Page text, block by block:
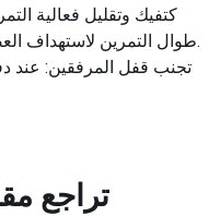
كتفيك وتقليل فعالية
طوال التمرين لاستهداف العضلة ثلاثية الرؤوس بشكل فعال.
تجنب قفل المرفقين: عند
تراجع